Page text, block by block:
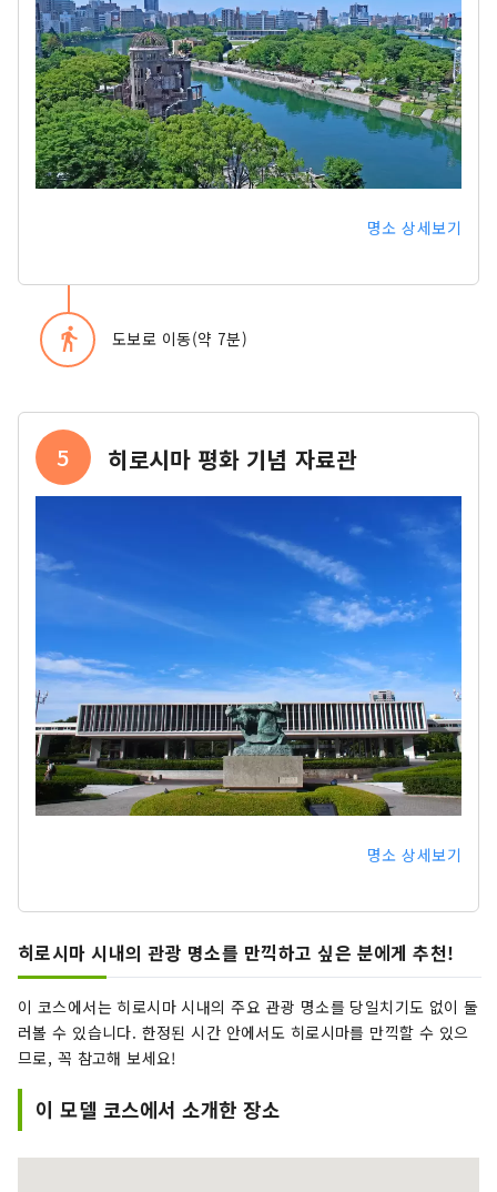
명소 상세보기
directions_walk 도보로 이동(약 7분)
5 히로시마 평화 기념 자료관
명소 상세보기
히로시마 시내의 관광 명소를 만끽하고 싶은 분에게 추천!
이 코스에서는 히로시마 시내의 주요 관광 명소를 당일치기도 없이 둘
러볼 수 있습니다. 한정된 시간 안에서도 히로시마를 만끽할 수 있으
므로, 꼭 참고해 보세요!
이 모델 코스에서 소개한 장소